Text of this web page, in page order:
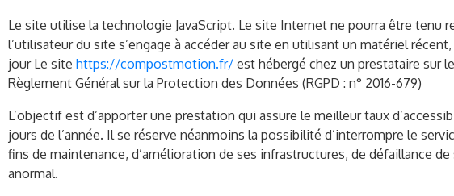
Le site utilise la technologie JavaScript. Le site Internet ne pourra être tenu
l’utilisateur du site s’engage à accéder au site en utilisant un matériel
jour Le site https://compostmotion.fr/ est hébergé chez un prestataire sur
Règlement Général sur la Protection des Données (RGPD : n° 2016-679)
L’objectif est d’apporter une prestation qui assure le meilleur taux
jours de l’année. Il se réserve néanmoins la possibilité d’interrompre le
fins de maintenance, d’amélioration de ses infrastructures, de défaillance
anormal.